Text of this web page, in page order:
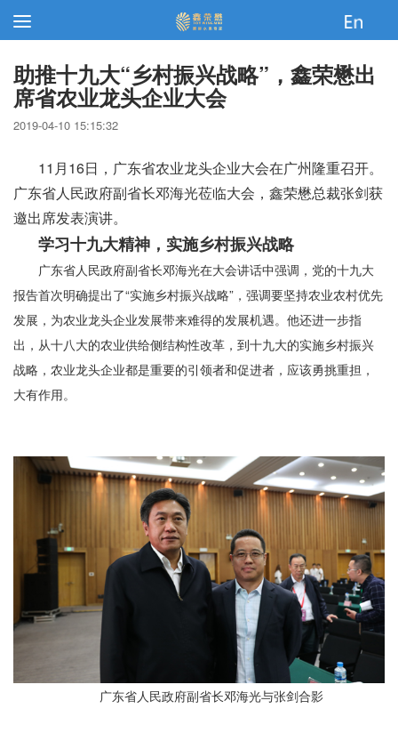
助推十九大“乡村振兴战略”，鑫荣懋出
席省农业龙头企业大会
2019-04-10 15:15:32
11月16日，广东省农业龙头企业大会在广州隆重召开。
广东省人民政府副省长邓海光莅临大会，鑫荣懋总裁张剑获
邀出席发表演讲。
学习十九大精神，实施乡村振兴战略
广东省人民政府副省长邓海光在大会讲话中强调，党的十九大
报告首次明确提出了“实施乡村振兴战略”，强调要坚持农业农村优先
发展，为农业龙头企业发展带来难得的发展机遇。他还进一步指
出，从十八大的农业供给侧结构性改革，到十九大的实施乡村振兴
战略，农业龙头企业都是重要的引领者和促进者，应该勇挑重担，
大有作用。
广东省人民政府副省长邓海光与张剑合影